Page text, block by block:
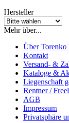
Hersteller
Mehr über...
Über
Kontakt
Versand- &
Kataloge &
Liegenschaft
Rentner /
AGB
Impressum
Privatsphäre